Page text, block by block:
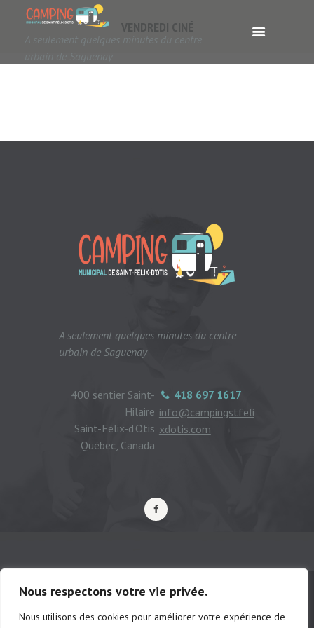
Nous respectons votre vie privée.
Nous utilisons des cookies pour améliorer votre expérience de
A seulement quelques minutes du centre
urbain de Saguenay
VENDREDI CINÉ
A seulement quelques minutes du centre
urbain de Saguenay
418 697 1617
info@campingstfeli
xdotis.com
400 sentier Saint-
Hilaire
Saint-Félix-d'Otis
Québec, Canada
© Camping municipal de St-Félix d'Otis,